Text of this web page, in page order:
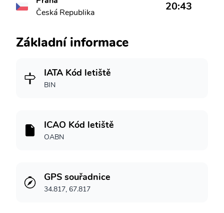
Česká Republika
20:43
Základní informace
IATA Kód letiště
BIN
ICAO Kód letiště
OABN
GPS souřadnice
34.817, 67.817